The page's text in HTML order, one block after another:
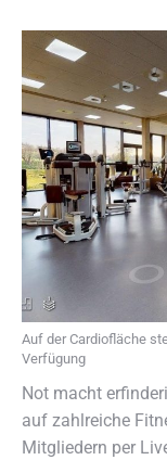
Auf der Cardiofläche
Verfügung
Not macht
auf zahlreiche
Mitgliedern per